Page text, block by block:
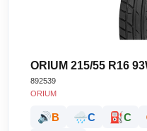
ORIUM 215/55 R16
892539
ORIUM
🔊B 🌧️C ⛽C